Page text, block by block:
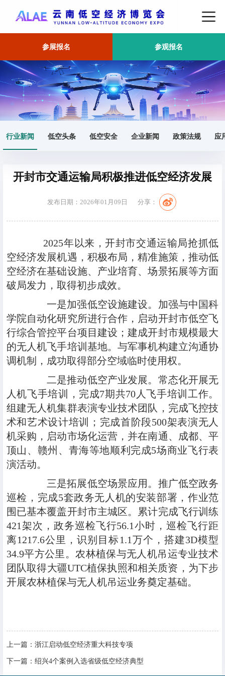
参展报名 参观报名
行业新闻 低空头条 低空安全 企业新闻 政策法规 应
首页 行业新闻 正文
开封市交通运输局积极推进低空经济发展
发布日期：2026年01月09日 分享：
2025年以来，开封市交通运输局抢抓低
空经济发展机遇，积极布局，精准施策，推动低
空经济在基础设施、产业培育、场景拓展等方面
破局发力，取得初步成效。
一是加强低空设施建设。加强与中国科
学院自动化研究所进行合作，启动开封市低空飞
行综合管控平台项目建设；建成开封市规模最大
的无人机飞手培训基地。与军事机构建立沟通协
调机制，成功取得部分空域临时使用权。
二是推动低空产业发展。常态化开展无
人机飞手培训，完成7期共70人飞手培训工作。
组建无人机集群表演专业技术团队，完成飞控技
术和艺术设计培训；完成首阶段500架表演无人
机采购，启动市场化运营，并在南通、成都、平
顶山、赣州、青海等地顺利完成5场商业飞行表
演活动。
三是拓展低空场景应用。推广低空政务
巡检，完成5套政务无人机的安装部署，作业范
围已基本覆盖开封市主城区。累计完成飞行训练
421架次，政务巡检飞行56.1小时，巡检飞行距
离1217.6公里，识别目标1.1万个，搭建3D模型
34.9平方公里。农林植保与无人机吊运专业技术
团队取得大疆UTC植保执照和相关质资，为下步
开展农林植保与无人机吊运业务奠定基础。
上一篇： 浙江启动低空经济重大科技专项
下一篇： 绍兴4个案例入选省级低空经济典型